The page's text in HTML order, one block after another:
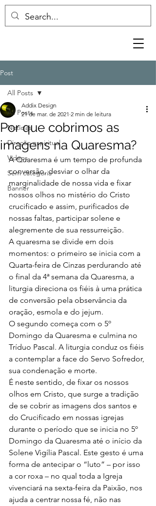
Post
All Posts
Notícias
Direção espiritual
Vídeos
Sem categoria
Banner
All Posts
Por que cobrimos as
imagens na Quaresma?
Addix Design
21 de mar. de 2021 2 min de leitura
A Quaresma é um tempo de profunda
conversão, desviar o olhar da
marginalidade de nossa vida e fixar
nossos olhos no mistério do Cristo
crucificado e assim, purificados de
nossas faltas, participar solene e
alegremente de sua ressurreição.
A quaresma se divide em dois
momentos: o primeiro se inicia com a
Quarta-feira de Cinzas perdurando até
o final da 4ª semana da Quaresma, a
liturgia direciona os fiéis à uma prática
de conversão pela observância da
oração, esmola e do jejum.
O segundo começa com o 5º
Domingo da Quaresma e culmina no
Tríduo Pascal. A liturgia conduz os fiéis
a contemplar a face do Servo Sofredor,
sua condenação e morte.
É neste sentido, de fixar os nossos
olhos em Cristo, que surge a tradição
de se cobrir as imagens dos santos e
do Crucificado em nossas igrejas
durante o período que se inicia no 5º
Domingo da Quaresma até o início da
Solene Vigília Pascal. Este gesto é uma
forma de antecipar o “luto” – por isso
a cor roxa – no qual toda a Igreja
vivenciará na sexta-feira da Paixão, nos
ajuda a centrar nossa fé, não nas